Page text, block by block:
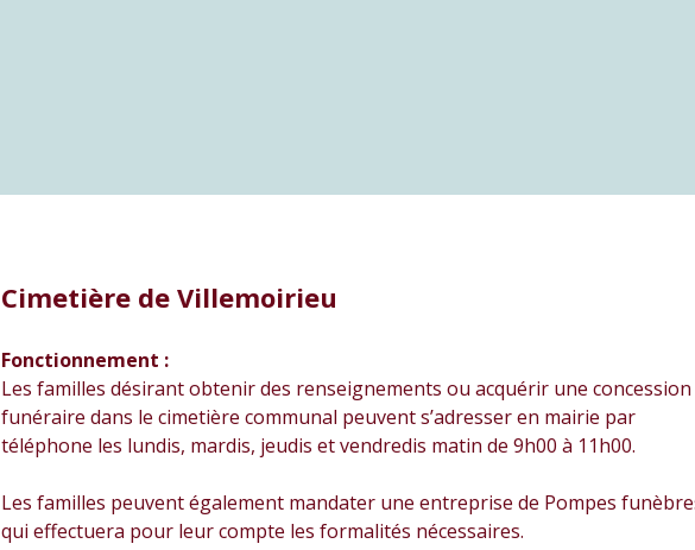
Cimetière de Villemoirieu
Fonctionnement :
Les familles désirant obtenir des renseignements ou acquérir une concession
funéraire dans le cimetière communal peuvent s’adresser en mairie par
téléphone les lundis, mardis, jeudis et vendredis matin de 9h00 à 11h00.
Les familles peuvent également mandater une entreprise de Pompes
qui effectuera pour leur compte les formalités nécessaires.